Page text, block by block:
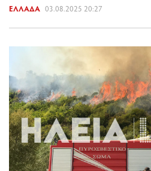
ΕΛΛΆΔΑ 03.08.2025 20:27